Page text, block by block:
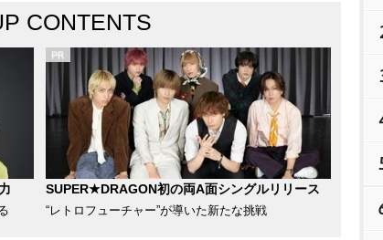
CONTENTS
SUPER★DRAGON初の両A面シングルリリース
“レトロフューチャー”が導いた新たな挑戦